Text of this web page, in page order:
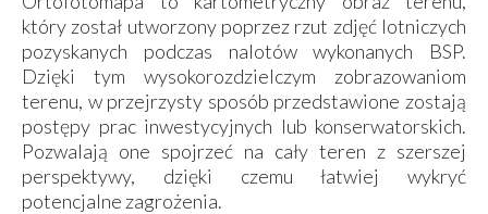
który został utworzony poprzez rzut zdjęć lotniczych
pozyskanych podczas nalotów wykonanych BSP.
Dzięki tym wysokorozdzielczym zobrazowaniom
terenu, w przejrzysty sposób przedstawione zostają
postępy prac inwestycyjnych lub konserwatorskich.
Pozwalają one spojrzeć na cały teren z szerszej
perspektywy, dzięki czemu łatwiej wykryć
potencjalne zagrożenia.